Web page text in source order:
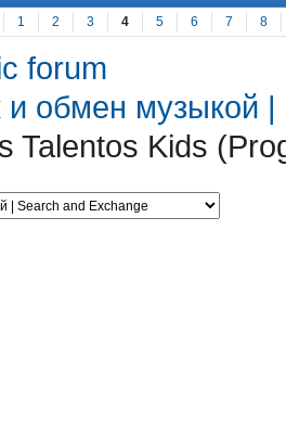
1 2 3 4 5 6 7 8
forum
и обмен музыкой
Talentos Kids